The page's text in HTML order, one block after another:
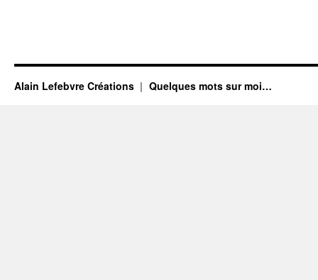
Alain Lefebvre Créations Quelques mots sur moi…